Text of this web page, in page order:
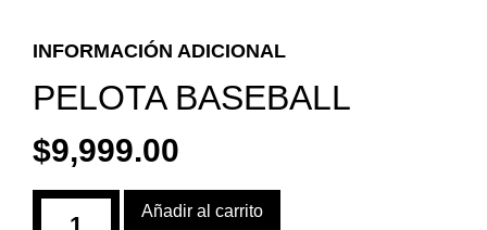
INFORMACIÓN ADICIONAL
PELOTA BASEBALL
$9,999.00
Añadir al carrito